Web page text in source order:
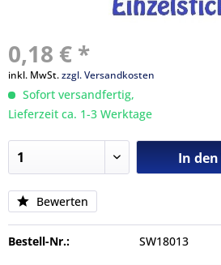
0,18 € *
inkl. MwSt.zzgl. Versandkosten
Sofort versandfertig,
Lieferzeit ca. 1-3 Werktage
In den
Bewerten
Bestell-Nr.: SW18013